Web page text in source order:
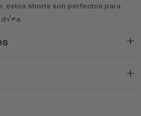
estos shorts son perfectos para